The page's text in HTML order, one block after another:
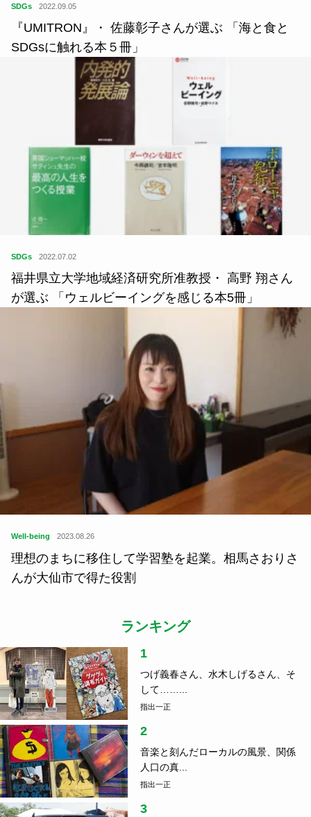
SDGs 2022.09.05
『UMITRON』・ 佐藤彰子さんが選ぶ 「海と食と
SDGsに触れる本５冊」
SDGs 2022.07.02
福井県立大学地域経済研究所准教授・ 高野 翔さん
が選ぶ 「ウェルビーイングを感じる本5冊」
Well-being 2023.08.26
理想のまちに移住して学習塾を起業。相馬さおりさ
んが大仙市で得た役割
ランキング
1
つげ義春さん、水木しげるさん、そ
して……...
指出一正
2
音楽と刻んだローカルの風景、関係
人口の真...
指出一正
3